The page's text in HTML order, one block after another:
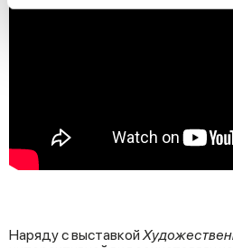
provided to them or that they’ve
of their services.
Наряду с выставкой